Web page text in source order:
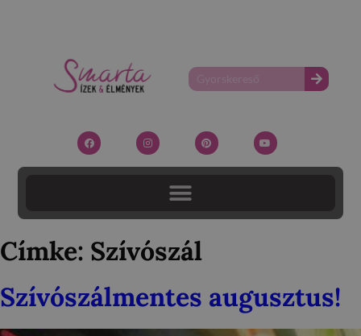
Címke: Szívószál
Szívószálmentes augusztus!